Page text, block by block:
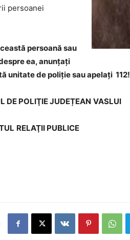
persoanei
persoană sau
ea, anunțați
unitate de poliție sau apelați 112!
DE POLIŢIE JUDEȚEAN VASLUI
RELAŢII PUBLICE